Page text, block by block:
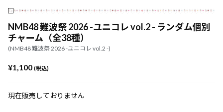
NMB48 難波祭 2026 -ユニコレ vol.2 - ランダム個別
チャーム（全38種）
(NMB48 難波祭 2026 -ユニコレ vol.2 -)
¥1,100 (税込)
現在販売しておりません